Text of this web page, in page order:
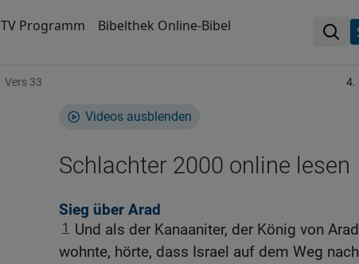
TV Programm Bibelthek Online-Bibel
Vers 33 4.
Videos ausblenden
Schlachter 2000 online lesen
Sieg über Arad
1
Und als der Kanaaniter, der König von
wohnte, hörte, dass Israel auf dem Weg